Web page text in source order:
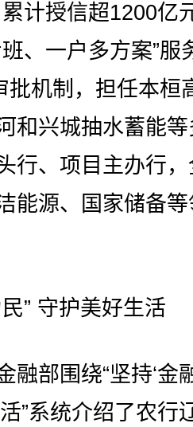
计授信超1200亿
、一户多方案”服
批机制，担任本桓
和兴城抽水蓄能
行、项目主办行
能源、国家储备
” 守护美好生活
部围绕“坚持‘金
”系统介绍了农行